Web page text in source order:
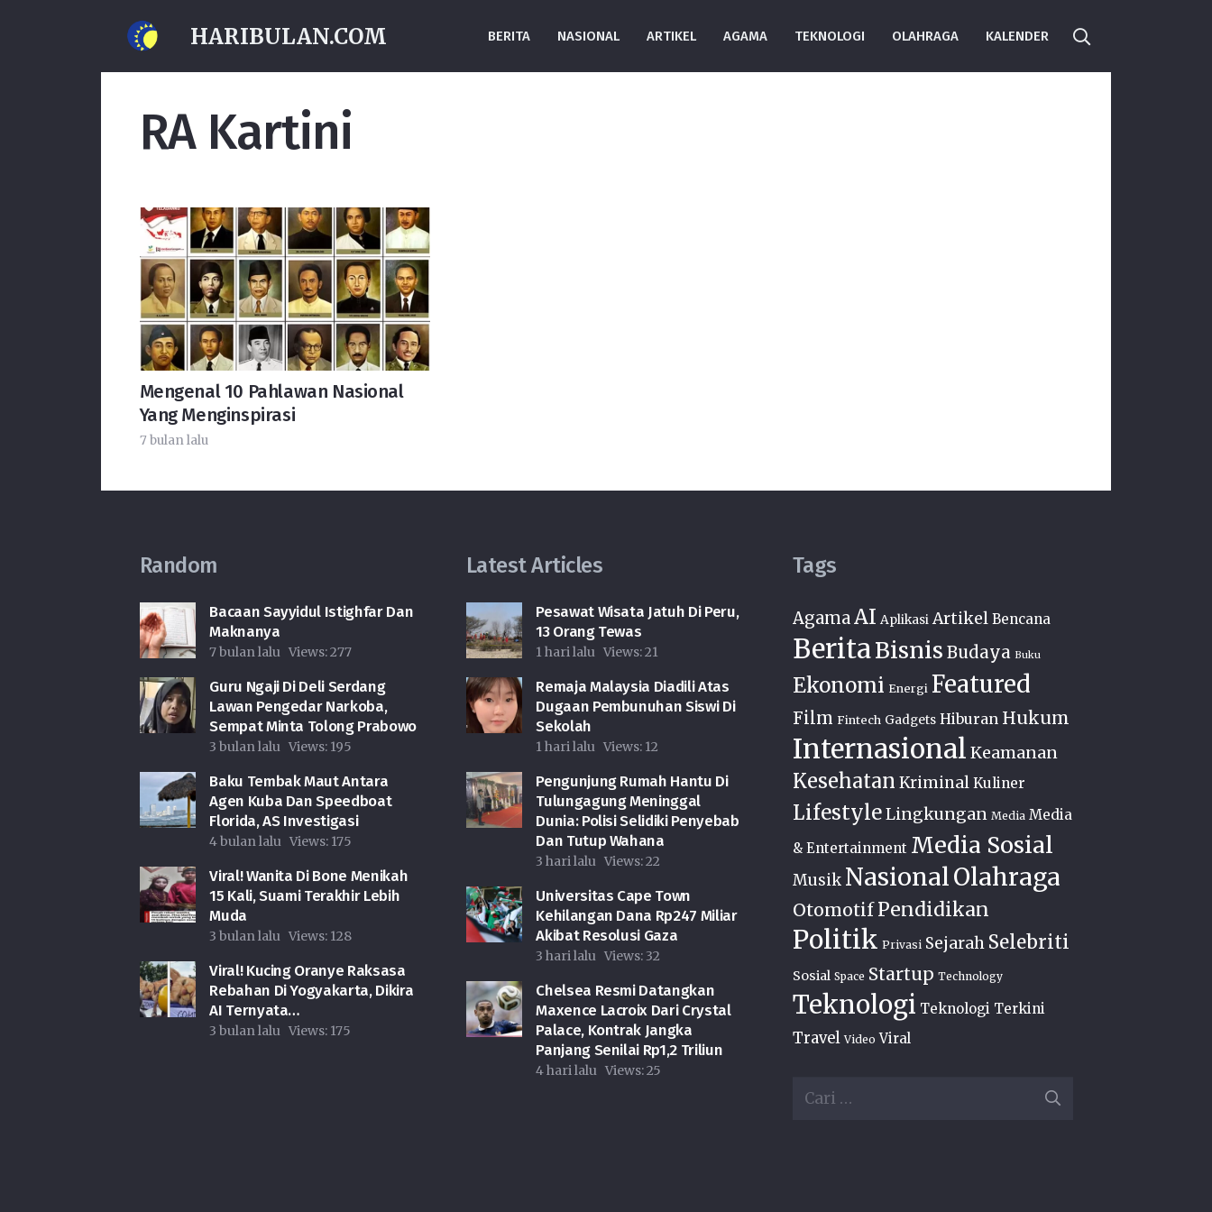
HARIBULAN.COM BERITA NASIONAL ARTIKEL AGAMA TEKNOLOGI OLAHRAGA KALENDER
RA Kartini
Mengenal 10 Pahlawan Nasional
Yang Menginspirasi
7 bulan lalu
Random
Bacaan Sayyidul Istighfar Dan
Maknanya
7 bulan lalu Views:277
Guru Ngaji Di Deli Serdang
Lawan Pengedar Narkoba,
Sempat Minta Tolong Prabowo
3 bulan lalu Views: 195
Baku Tembak Maut Antara
Agen Kuba Dan Speedboat
Florida, AS Investigasi
4 bulan lalu Views: 175
Viral! Wanita Di Bone Menikah
15 Kali, Suami Terakhir Lebih
Muda
3 bulan lalu Views: 128
Viral! Kucing Oranye Raksasa
Rebahan Di Yogyakarta, Dikira
AI Ternyata…
3 bulan lalu Views: 175
Latest Articles
Pesawat Wisata Jatuh Di Peru,
13 Orang Tewas
1 hari lalu Views:21
Remaja Malaysia Diadili Atas
Dugaan Pembunuhan Siswi Di
Sekolah
1 hari lalu Views: 12
Pengunjung Rumah Hantu Di
Tulungagung Meninggal
Dunia: Polisi Selidiki Penyebab
Dan Tutup Wahana
3 hari lalu Views:22
Universitas Cape Town
Kehilangan Dana Rp247 Miliar
Akibat Resolusi Gaza
3 hari lalu Views: 32
Chelsea Resmi Datangkan
Maxence Lacroix Dari Crystal
Palace, Kontrak Jangka
Panjang Senilai Rp1,2 Triliun
4 hari lalu Views:25
Tags
AgamaAI Aplikasi Artikel Bencana
BeritaBisnis Budaya Buku
Ekonomi Energi Featured
Film Fintech Gadgets Hiburan Hukum
Internasional Keamanan
Kesehatan Kriminal Kuliner
LifestyleLingkungan Media Media
& Entertainment Media Sosial
Musik NasionalOlahraga
Otomotif Pendidikan
Politik Privasi Sejarah Selebriti
Sosial Space Startup Technology
Teknologi Teknologi Terkini
Travel Video Viral
Cari